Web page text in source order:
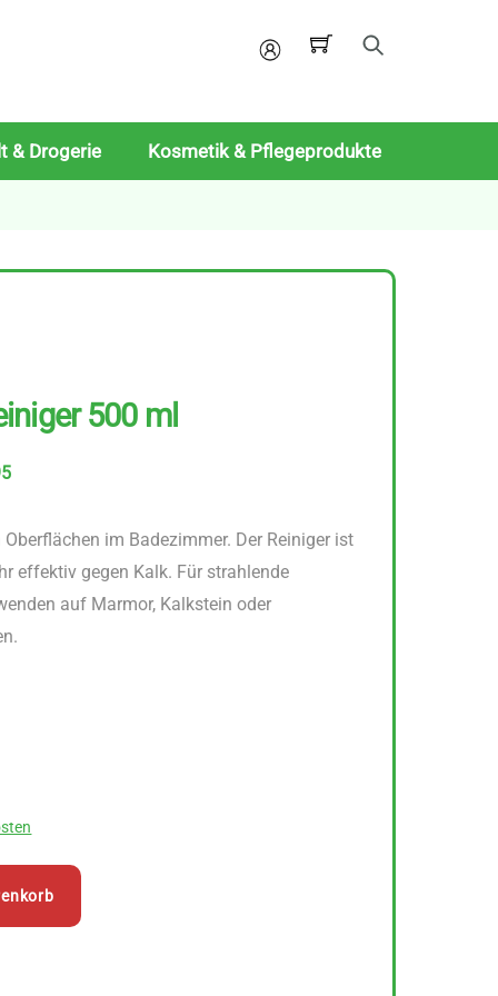
Mein
& Drogerie Kosmetik & Pflegeprodukte
500 ml
im Badezimmer. Der Reiniger ist
effektiv gegen Kalk. Für strahlende
auf Marmor, Kalkstein oder